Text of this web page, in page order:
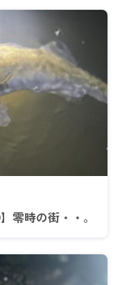
零時の街・・。